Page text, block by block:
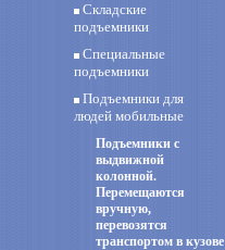
Складские
подъемники
Специальные
подъемники
Подъемники для
людей мобильные
Подъемники с
выдвижной
колонной.
Перемещаются
вручную,
перевозятся
транспортом в кузове